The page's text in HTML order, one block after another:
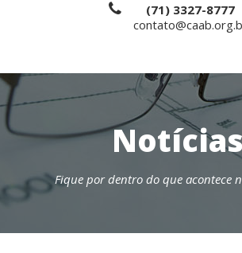
(71) 3327-8777
Notícias
Fique por dentro do que acontece